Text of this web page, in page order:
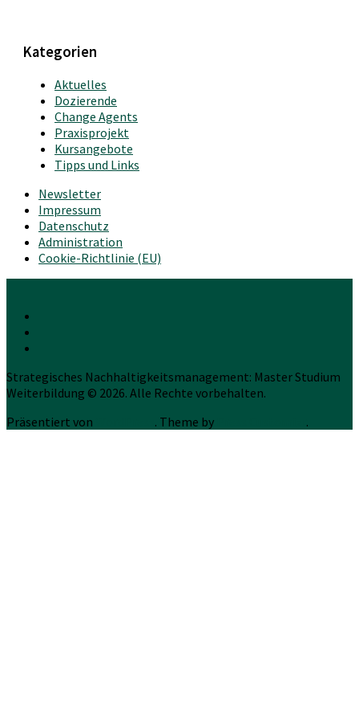
Kategorien
Aktuelles
Dozierende
Change Agents
Praxisprojekt
Kursangebote
Tipps und Links
Newsletter
Impressum
Datenschutz
Administration
Cookie-Richtlinie (EU)
Strategisches Nachhaltigkeitsmanagement: Master Studium
Weiterbildung © 2026. Alle Rechte vorbehalten.
Präsentiert von
. Theme by .